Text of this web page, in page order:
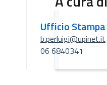
Ufficio Stampa
b.perluigi@upinet.it
06 6840341